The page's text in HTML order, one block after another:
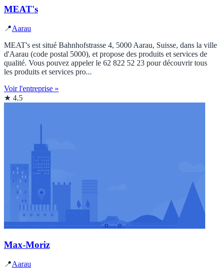
MEAT's
📍Aarau
MEAT's est situé Bahnhofstrasse 4, 5000 Aarau, Suisse, dans la ville
d'Aarau (code postal 5000), et propose des produits et services de
qualité. Vous pouvez appeler le 62 822 52 23 pour découvrir tous
les produits et services pro...
Voir l'entreprise »
★ 4.5
Max-Moriz
📍Aarau